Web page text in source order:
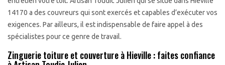
14170 a des couvreurs qui sont exercés et capables d’exécuter vos
exigences. Par ailleurs, il est indispensable de faire appel à des
spécialistes pour ce genre de travail.
Zinguerie toiture et couverture à Hieville : faites confiance